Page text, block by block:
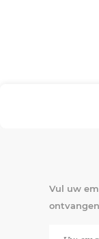
Vul uw
ontvangen